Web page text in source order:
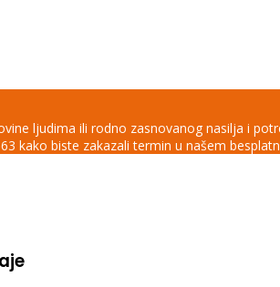
ljudima ili rodno zasnovanog nasilja i
kako biste zakazali termin u našem